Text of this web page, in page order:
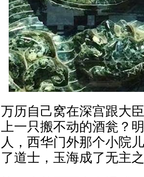
万历自己窝在深宫跟大
上一只搬不动的酒瓮？
人，西华门外那个小院
了道士，玉海成了无主之